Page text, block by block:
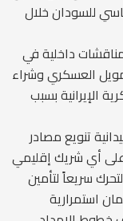
للسودان خلال
داخلية في
العسكري وشراء
الإيرانية بسبب
تنويع مصادر
على أي شريك إقليمي
سريعاً لتأمين
استمرارية